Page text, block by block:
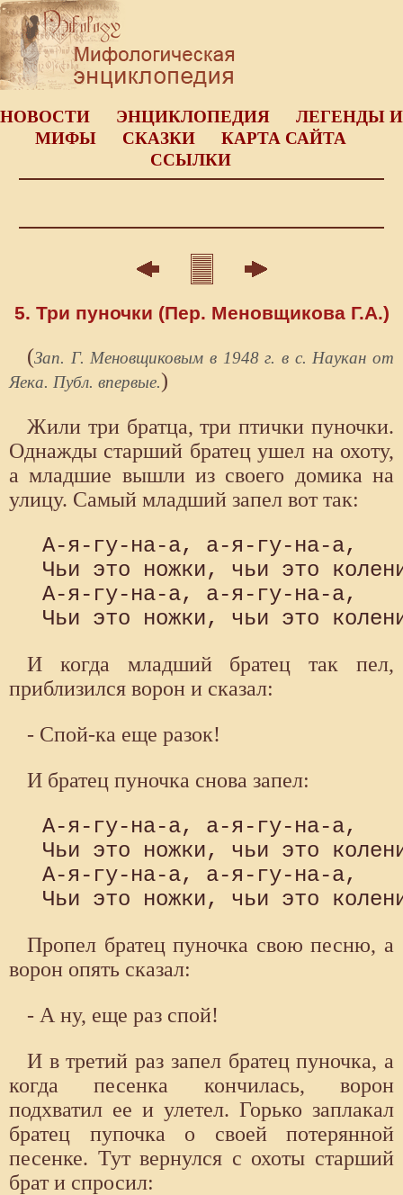
НОВОСТИ ЭНЦИКЛОПЕДИЯ
ЛЕГЕНДЫ И
МИФЫ
СКАЗКИ
КАРТА САЙТА
ССЫЛКИ
5. Три пуночки (Пер. Меновщикова Г.А.)
(Зап. Г. Меновщиковым в 1948 г. в с. Наукан от
Яека. Публ. впервые.)
Жили три братца, три птички пуночки.
Однажды старший братец ушел на охоту,
а младшие вышли из своего домика на
улицу. Самый младший запел вот так:
А-я-гу-на-а, а-я-гу-на-а,
Чьи это ножки, чьи это
А-я-гу-на-а, а-я-гу-на-а,
И когда младший братец так пел,
приблизился ворон и сказал:
- Спой-ка еще разок!
И братец пуночка снова запел:
А-я-гу-на-а, а-я-гу-на-а,
Чьи это ножки, чьи это
А-я-гу-на-а, а-я-гу-на-а,
Пропел братец пуночка свою песню, а
ворон опять сказал:
- А ну, еще раз спой!
И в третий раз запел братец пуночка, а
когда песенка кончилась, ворон
подхватил ее и улетел. Горько заплакал
братец пупочка о своей потерянной
песенке. Тут вернулся с охоты старший
брат и спросил: